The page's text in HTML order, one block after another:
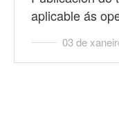
aplicable ás
03 de